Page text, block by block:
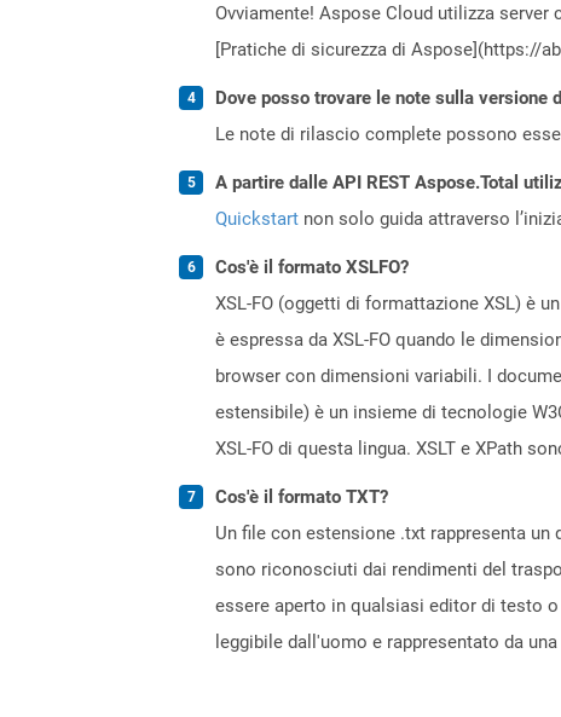
Ovviamente! Aspose Cloud utilizza
[Pratiche di sicurezza di Aspose](https://
Dove posso trovare le note sulla versione
Le note di rilascio complete possono
A partire dalle API REST Aspose.Total
Quickstart non solo guida attraverso
Cos'è il formato XSLFO?
XSL-FO (oggetti di formattazione XSL) è
è espressa da XSL-FO quando le
browser con dimensioni variabili. I
estensibile) è un insieme di tecnologie
XSL-FO di questa lingua. XSLT e XPath
Cos'è il formato TXT?
Un file con estensione .txt rappresenta
sono riconosciuti dai rendimenti del
essere aperto in qualsiasi editor di testo
leggibile dall'uomo e rappresentato da